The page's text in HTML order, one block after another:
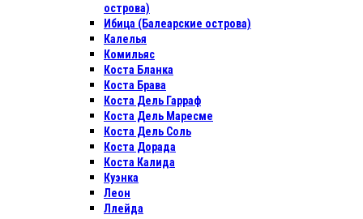
острова)
Ибица (Балеарские острова)
Калелья
Комильяс
Коста Бланка
Коста Брава
Коста Дель Гарраф
Коста Дель Маресме
Коста Дель Соль
Коста Дорада
Коста Калида
Куэнка
Леон
Ллейда